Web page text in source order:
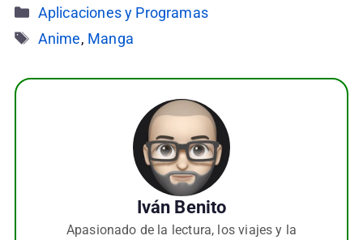
Categorías
Aplicaciones y Programas
Etiquetas
Anime, Manga
Iván Benito
Apasionado de la lectura, los viajes y la